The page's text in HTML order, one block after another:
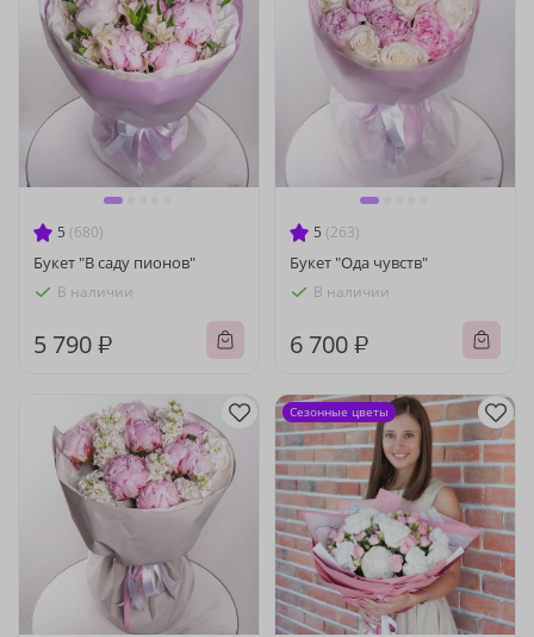
5 (680)
Букет "В саду пионов"
В наличии
5 790 ₽
5 (263)
Букет "Ода чувств"
В наличии
6 700 ₽
Сезонные цветы